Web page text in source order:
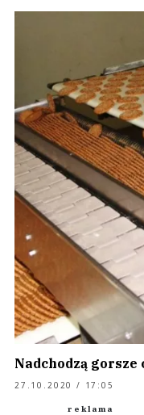
Nadchodzą gorsze
27.10.2020 / 17:05